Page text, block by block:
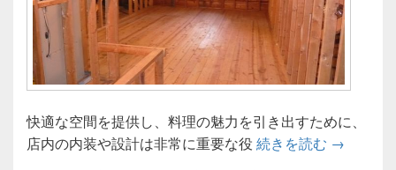
快適な空間を提供し、料理の魅力を引き出すために、
店内の内装や設計は非常に重要な役 続きを読む 飲食店の
→